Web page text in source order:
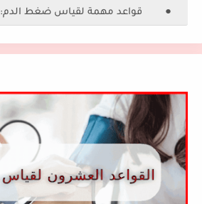
● قواعد مهمة لقياس ضغط الدم: